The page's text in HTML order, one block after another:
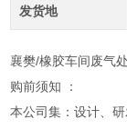
发货地
襄樊/橡胶车间废气
购前须知 ：
本公司集：设计、